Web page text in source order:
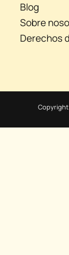
Blog
Sobre
Derechos
Copyright